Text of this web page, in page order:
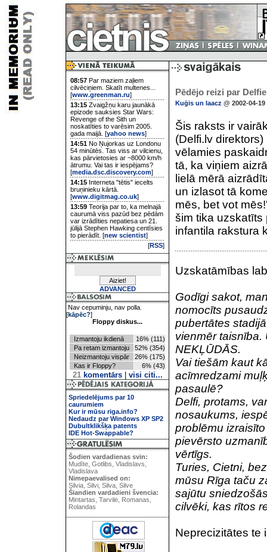
08:57 Par maziem zaļiem
cilvēciņiem. Skatīt multenes...
[www.greenman.ru]
13:15 Zvaigžņu karu jaunākā
epizode sauksies Star Wars:
Revenge of the Sith un
noskatīties to varēsim 2005.
gada maijā. [yahoo news]
14:51 No Ņujorkas uz Londonu
54 minūtēs. Tas viss ar vilcienu,
kas pārvietosies ar ~8000 km/h
ātrumu. Vai tas ir iespējams?
[media.dsc.discovery.com]
14:15 Interneta "tētis" iecelts
bruņinieku kārtā.
[www.digitmag.co.uk]
13:59 Teorija par to, ka melnajā
caurumā viss pazūd bez pēdām
var izrādīties nepatiesa un 21.
jūlijā Stephen Hawking centīsies
to pierādīt. [new scientist]
[RSS]
ADVANCED
Nav cepuminju, nav polla.
[kāpēc?]
Floppy diskus...
Izmantoju ikdienā
16% (111)
Pa retam izmantoju
52% (354)
Neizmantoju vispār
26% (175)
Kas ir Floppy?
6% (43)
21komentārs| visi citi...
Spriedelējums par 10
caurumiem
Kur ir mūsu riga.info?
Nedaudz par Windows XP SP2
Dubultklikšķa patents
IDE Hot-Swappable?
Šodien vardadienas svin:
Mudīte, Gotlibs, Vladislavs,
Vladislava
Nimepaevalised on:
Silvia, Silvi, Silva, Silve
Šiandien vardadieni švencia:
Mintartas, Tarvilė, Romanas,
Rolandas
Pēdējo reizi par
Kuģis un laacz @ 2002-04-19
Šis raksts ir
(Delfi.lv
vēlamies
tā, ka viņiem
lielā mērā
un izlasot tā
mēs, bet vot
šim tika uzskatīts
infantila rakstura
Uzskatāmības
Godīgi sakot,
nomocīts
pubertātes
vienmēr taisnība.
NEKĻŪDĀS.
Vai tiešām kaut
acīmredzami
pasaulē?
Delfi, protams,
nosaukums,
problēmu
pievērsto
vērtīgs.
Turies, Cietni,
mūsu Rīga taču
sajūtu
cilvēki, kas rītos
Neprecizitātes te